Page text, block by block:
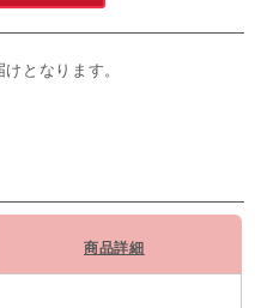
となります。
商品詳細